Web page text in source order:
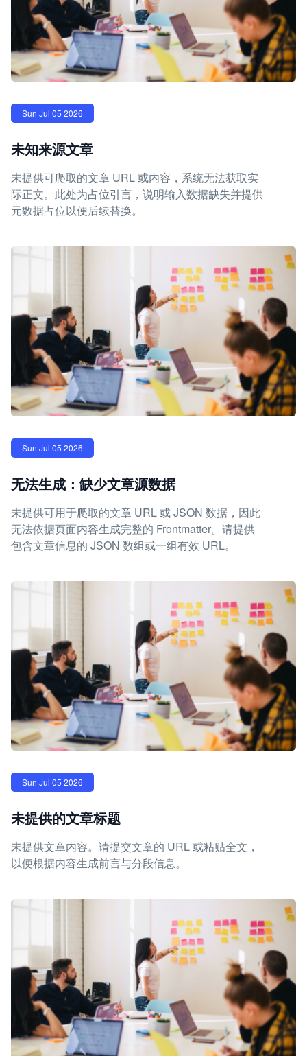
Sun Jul 05 2026
未知来源文章
未提供可爬取的文章 URL 或内容，系统无法获取实
际正文。此处为占位引言，说明输入数据缺失并提供
元数据占位以便后续替换。
Sun Jul 05 2026
无法生成：缺少文章源数据
未提供可用于爬取的文章 URL 或 JSON 数据，因此
无法依据页面内容生成完整的 Frontmatter。请提供
包含文章信息的 JSON 数组或一组有效 URL。
Sun Jul 05 2026
未提供的文章标题
未提供文章内容。请提交文章的 URL 或粘贴全文，
以便根据内容生成前言与分段信息。